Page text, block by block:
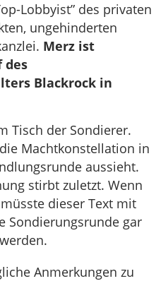
Lobbyist” des privaten
ungehinderten
Merz ist
des
Blackrock in
Tisch der Sondierer.
Machtkonstellation in
aussieht.
stirbt zuletzt. Wenn
dieser Text mit
Sondierungsrunde gar
Anmerkungen zu